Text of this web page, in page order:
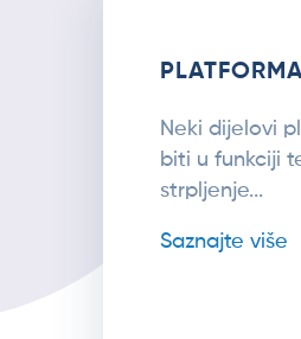
Neki dijelovi
biti u funkciji
strpljenje...
Saznajte više